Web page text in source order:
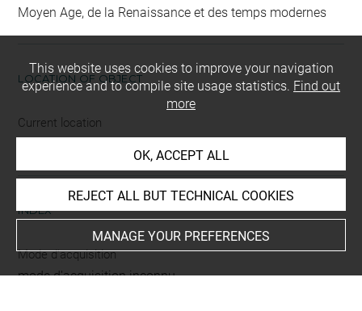
Moyen Age, de la Renaissance et des temps modernes
LOCATION OF OBJECT
Current location
INDEX
Mode d'acquisition
mode d'acquisition inconnu
This website uses cookies to improve your navigation
experience and to compile site usage statistics. Find out
more
OK, ACCEPT ALL
REJECT ALL BUT TECHNICAL COOKIES
MANAGE YOUR PREFERENCES